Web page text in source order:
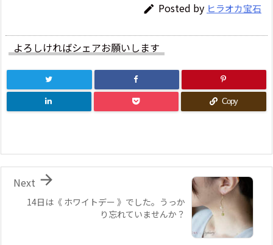
 Posted by ヒラオカ宝石
よろしければシェアお願いします
Copy
14日は《 ホワイトデー 》でした。うっか
り忘れていませんか？

Next